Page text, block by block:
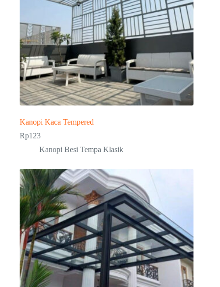
Kanopi Kaca Tempered
Rp123
Kanopi Besi Tempa Klasik